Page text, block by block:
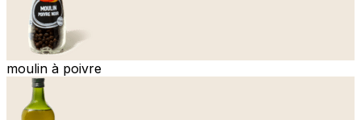
moulin à poivre